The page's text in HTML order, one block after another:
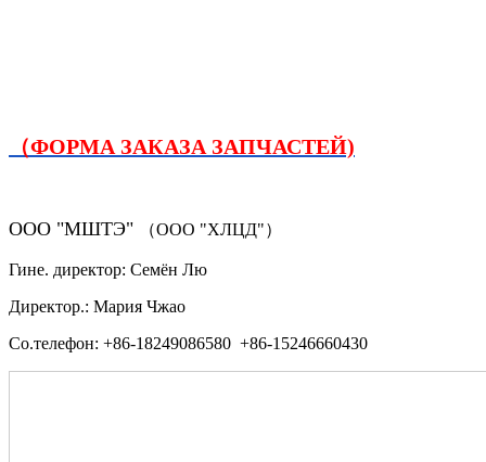
（ФОРМА ЗАКАЗА ЗАПЧАСТЕЙ)
ООО "МШТЭ" （ООО "ХЛЦД"）
Гине. директор: Семён Лю
Директор.: Мария Чжао
Со.телефон: +86-18249086580 +86-15246660430